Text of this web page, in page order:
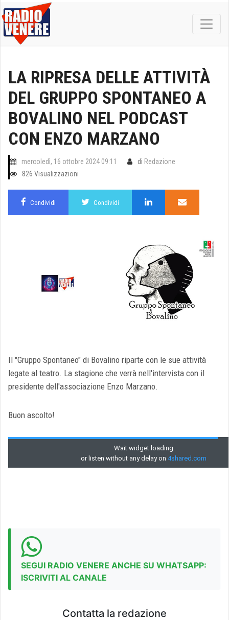
LA RIPRESA DELLE ATTIVITÀ
DEL GRUPPO SPONTANEO A
BOVALINO NEL PODCAST
CON ENZO MARZANO
mercoledì, 16 ottobre 2024 09:11 di Redazione
826 Visualizzazioni
Condividi Condividi
Il "Gruppo Spontaneo" di Bovalino riparte con le sue attività
legate al teatro. La stagione che verrà nell'intervista con il
presidente dell'associazione Enzo Marzano.
Buon ascolto!
SEGUI RADIO VENERE ANCHE SU WHATSAPP:
ISCRIVITI AL CANALE
Contatta la redazione